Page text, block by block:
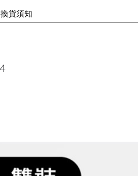
貨須知